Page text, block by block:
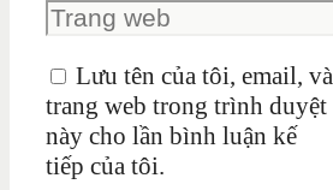
Lưu tên của tôi, email, và
trang web trong trình duyệt
này cho lần bình luận kế
tiếp của tôi.